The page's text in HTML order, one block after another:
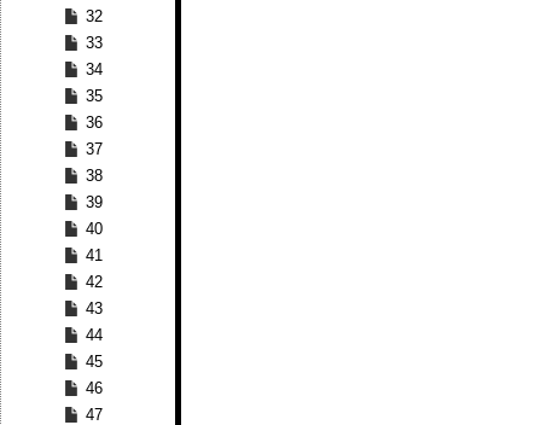
32
33
34
35
36
37
38
39
40
41
42
43
44
45
46
47